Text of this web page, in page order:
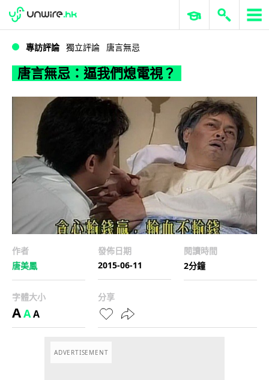
唐言無忌：逼我們熄電視？
WWDC 2026 ERP 與商業 AI
專訪評論 獨立評論 唐言無忌
唐言無忌：逼我們熄電視？
作者
唐美鳳
發佈日期
2015-06-11
閱讀時間
2分鐘
字體大小
AAA
分享
ADVERTISEMENT